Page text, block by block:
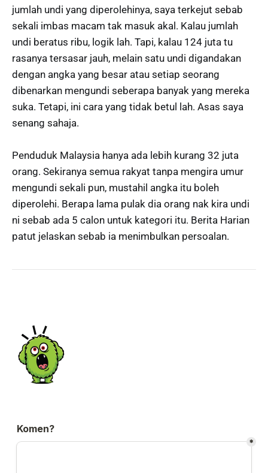
jumlah undi yang diperolehinya, saya terkejut sebab
sekali imbas macam tak masuk akal. Kalau jumlah
undi beratus ribu, logik lah. Tapi, kalau 124 juta tu
rasanya tersasar jauh, melain satu undi digandakan
dengan angka yang besar atau setiap seorang
dibenarkan mengundi seberapa banyak yang mereka
suka. Tetapi, ini cara yang tidak betul lah. Asas saya
senang sahaja.
Penduduk Malaysia hanya ada lebih kurang 32 juta
orang. Sekiranya semua rakyat tanpa mengira umur
mengundi sekali pun, mustahil angka itu boleh
diperolehi. Berapa lama pulak dia orang nak kira undi
ni sebab ada 5 calon untuk kategori itu. Berita Harian
patut jelaskan sebab ia menimbulkan persoalan.